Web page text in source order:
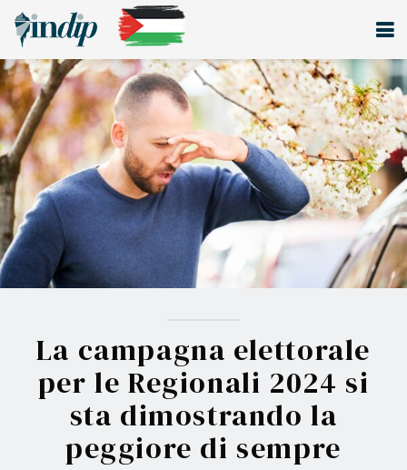
La campagna elettorale
per le Regionali 2024 si
sta dimostrando la
peggiore di sempre